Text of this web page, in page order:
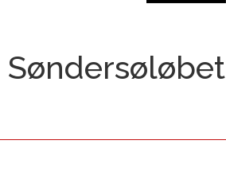
Søndersøløbet